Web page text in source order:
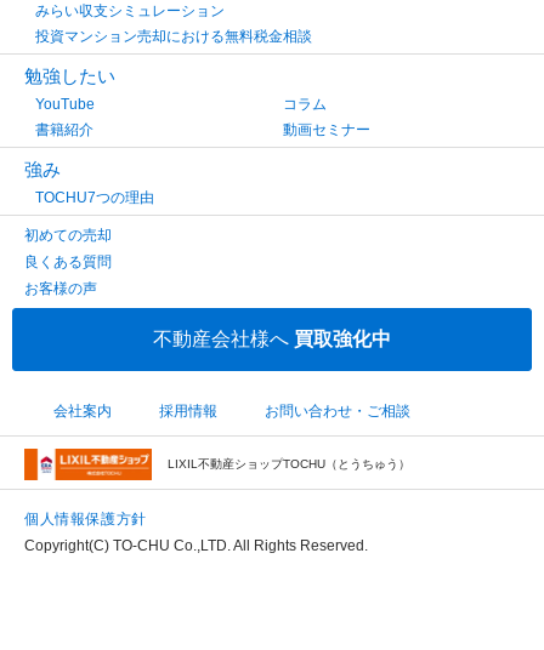
みらい収支シミュレーション
投資マンション売却における無料税金相談
勉強したい
YouTube
コラム
書籍紹介
動画セミナー
強み
TOCHU7つの理由
初めての売却
良くある質問
お客様の声
不動産会社様へ 買取強化中
会社案内 採用情報 お問い合わせ・ご相談
LIXIL不動産ショップTOCHU（とうちゅう）
個人情報保護方針
Copyright(C) TO-CHU Co.,LTD. All Rights Reserved.